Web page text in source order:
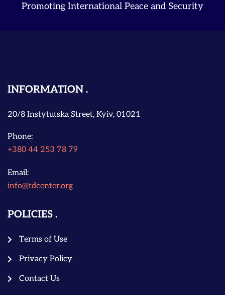
Promoting International Peace and Security
INFORMATION
20/8 Instytutska Street, Kyiv, 01021
Phone:
+380 44 253 78 79
Email:
info@tdcenter.org
POLICIES
Terms of Use
Privacy Policy
Contact Us